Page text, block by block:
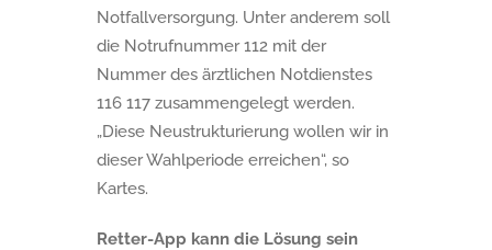
Notfallversorgung. Unter anderem soll
die Notrufnummer 112 mit der
Nummer des ärztlichen Notdienstes
116 117 zusammengelegt werden.
„Diese Neustrukturierung wollen wir in
dieser Wahlperiode erreichen“, so
Kartes.
Retter-App kann die Lösung sein